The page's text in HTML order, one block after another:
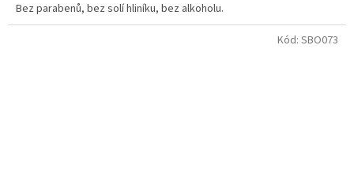
Bez parabenů, bez solí hliníku, bez alkoholu.
Kód: SBO073